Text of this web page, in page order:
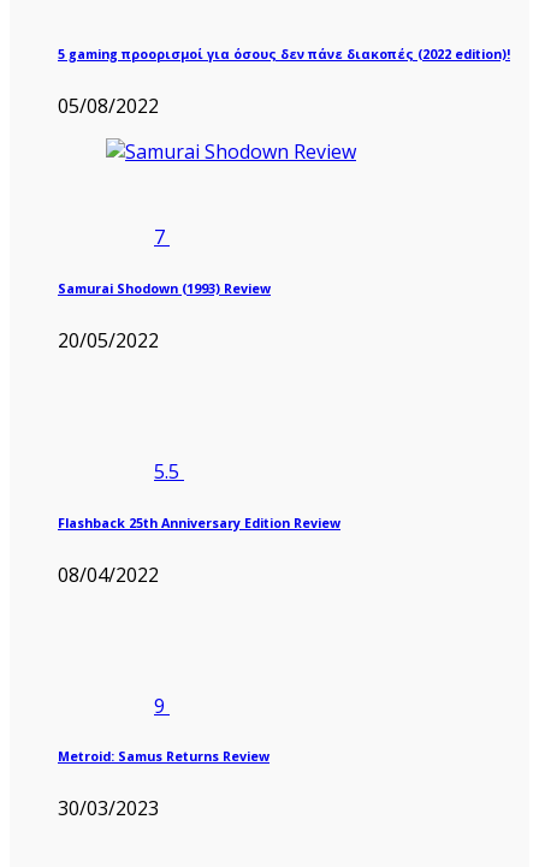
5 gaming προορισμοί για όσους δεν πάνε διακοπές (2022 edition)!
05/08/2022
7
Samurai Shodown (1993) Review
20/05/2022
5.5
Flashback 25th Anniversary Edition Review
08/04/2022
9
Metroid: Samus Returns Review
30/03/2023